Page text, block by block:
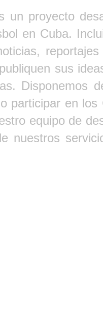
un proyecto
en Cuba.
sus
Disponemos
participar en
equipo de
nuestros